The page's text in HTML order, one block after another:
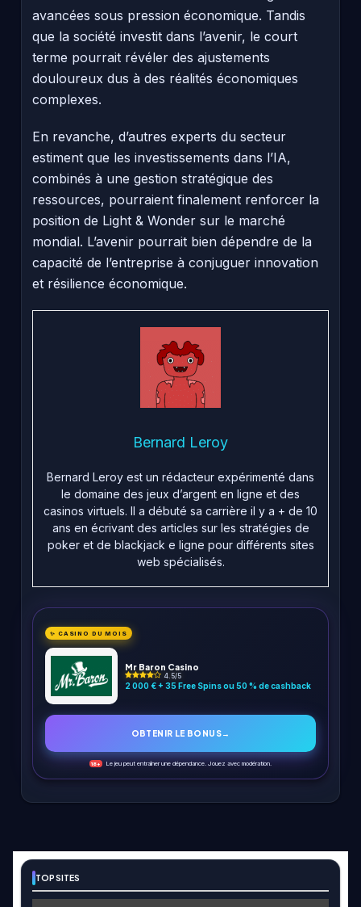
avancées sous pression économique. Tandis
que la société investit dans l’avenir, le court
terme pourrait révéler des ajustements
douloureux dus à des réalités économiques
complexes.
En revanche, d’autres experts du secteur
estiment que les investissements dans l’IA,
combinés à une gestion stratégique des
ressources, pourraient finalement renforcer la
position de Light & Wonder sur le marché
mondial. L’avenir pourrait bien dépendre de la
capacité de l’entreprise à conjuguer innovation
et résilience économique.
Bernard Leroy
Bernard Leroy est un rédacteur expérimenté dans
le domaine des jeux d’argent en ligne et des
casinos virtuels. Il a débuté sa carrière il y a + de 10
ans en écrivant des articles sur les stratégies de
poker et de blackjack e ligne pour différents sites
web spécialisés.
✨ CASINO DU MOIS
Mr Baron Casino
4.5/5
2 000 € + 35 Free Spins ou 50 % de cashback
OBTENIR LE BONUS→
18+ Le jeu peut entraîner une dépendance. Jouez avec modération.
TOP SITES